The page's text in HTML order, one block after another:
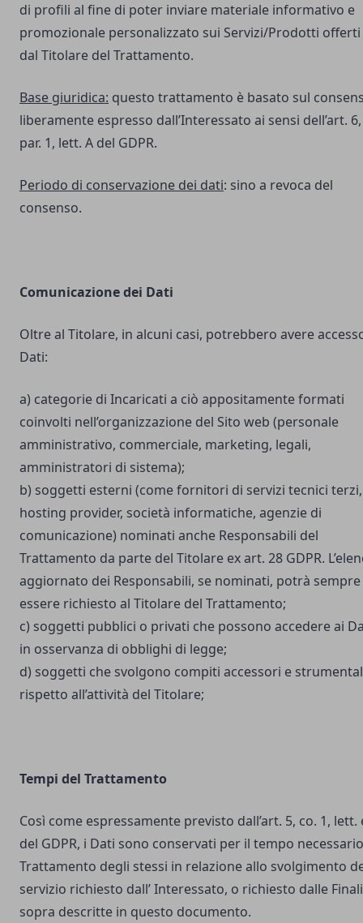
di profili al fine di poter inviare materiale informativo e
promozionale personalizzato sui Servizi/Prodotti offerti
dal Titolare del Trattamento.
Base giuridica: questo trattamento è basato sul
liberamente espresso dall’Interessato ai sensi dell’art. 6,
par. 1, lett. A del GDPR.
Periodo di conservazione dei dati: sino a revoca del
consenso.
Comunicazione dei Dati
Oltre al Titolare, in alcuni casi, potrebbero avere
Dati:
a) categorie di Incaricati a ciò appositamente formati
coinvolti nell’organizzazione del Sito web (personale
amministrativo, commerciale, marketing, legali,
amministratori di sistema);
b) soggetti esterni (come fornitori di servizi tecnici terzi,
hosting provider, società informatiche, agenzie di
comunicazione) nominati anche Responsabili del
Trattamento da parte del Titolare ex art. 28 GDPR.
aggiornato dei Responsabili, se nominati, potrà sempre
essere richiesto al Titolare del Trattamento;
c) soggetti pubblici o privati che possono accedere ai
in osservanza di obblighi di legge;
d) soggetti che svolgono compiti accessori e
rispetto all’attività del Titolare;
Tempi del Trattamento
Così come espressamente previsto dall’art. 5, co. 1, lett.
del GDPR, i Dati sono conservati per il tempo
Trattamento degli stessi in relazione allo svolgimento
servizio richiesto dall’ Interessato, o richiesto dalle
sopra descritte in questo documento.